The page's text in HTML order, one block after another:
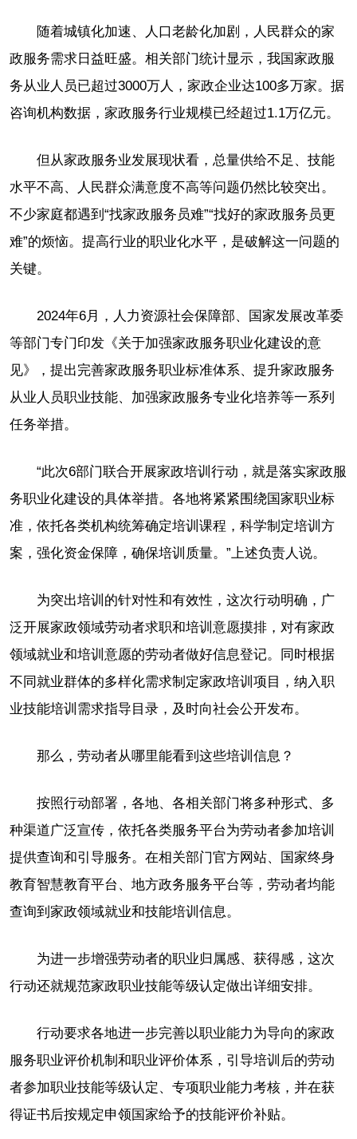
随着城镇化加速、人口老龄化加剧，人民群众的家
政服务需求日益旺盛。相关部门统计显示，我国家政服
务从业人员已超过3000万人，家政企业达100多万家。据
咨询机构数据，家政服务行业规模已经超过1.1万亿元。
但从家政服务业发展现状看，总量供给不足、技能
水平不高、人民群众满意度不高等问题仍然比较突出。
不少家庭都遇到“找家政服务员难”“找好的家政服务员更
难”的烦恼。提高行业的职业化水平，是破解这一问题的
关键。
2024年6月，人力资源社会保障部、国家发展改革委
等部门专门印发《关于加强家政服务职业化建设的意
见》，提出完善家政服务职业标准体系、提升家政服务
从业人员职业技能、加强家政服务专业化培养等一系列
任务举措。
“此次6部门联合开展家政培训行动，就是落实家政服
务职业化建设的具体举措。各地将紧紧围绕国家职业标
准，依托各类机构统筹确定培训课程，科学制定培训方
案，强化资金保障，确保培训质量。”上述负责人说。
为突出培训的针对性和有效性，这次行动明确，广
泛开展家政领域劳动者求职和培训意愿摸排，对有家政
领域就业和培训意愿的劳动者做好信息登记。同时根据
不同就业群体的多样化需求制定家政培训项目，纳入职
业技能培训需求指导目录，及时向社会公开发布。
那么，劳动者从哪里能看到这些培训信息？
按照行动部署，各地、各相关部门将多种形式、多
种渠道广泛宣传，依托各类服务平台为劳动者参加培训
提供查询和引导服务。在相关部门官方网站、国家终身
教育智慧教育平台、地方政务服务平台等，劳动者均能
查询到家政领域就业和技能培训信息。
为进一步增强劳动者的职业归属感、获得感，这次
行动还就规范家政职业技能等级认定做出详细安排。
行动要求各地进一步完善以职业能力为导向的家政
服务职业评价机制和职业评价体系，引导培训后的劳动
者参加职业技能等级认定、专项职业能力考核，并在获
得证书后按规定申领国家给予的技能评价补贴。